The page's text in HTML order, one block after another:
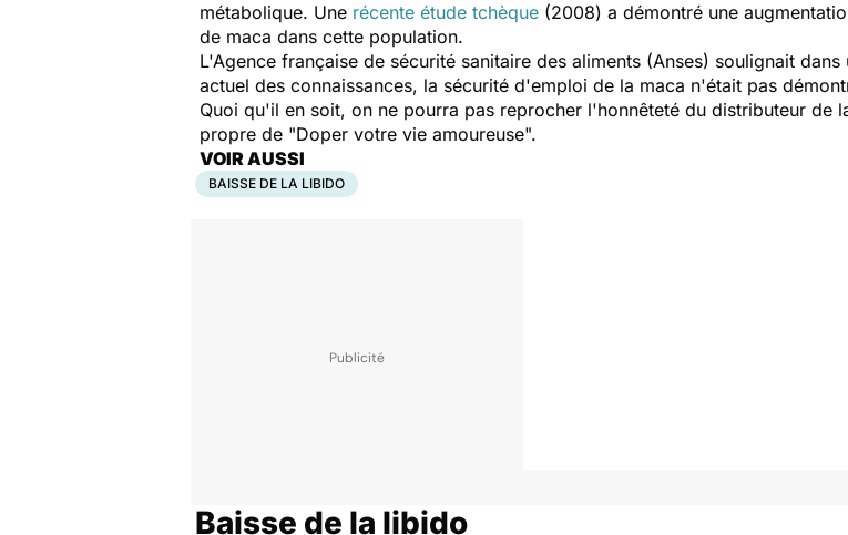
métabolique. Une récente étude tchèque (2008) a démontré une
de maca dans cette population.
L'Agence française de sécurité sanitaire des aliments (Anses) soulignait dans
actuel des connaissances, la sécurité d'emploi de la maca n'était pas
Quoi qu'il en soit, on ne pourra pas reprocher l'honnêteté du distributeur de
propre de "Doper votre vie amoureuse".
VOIR AUSSI
BAISSE DE LA LIBIDO
Baisse de la libido